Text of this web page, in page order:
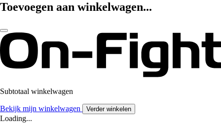
Toevoegen aan winkelwagen...
Subtotaal winkelwagen
Bekijk mijn winkelwagen Verder winkelen
Loading...